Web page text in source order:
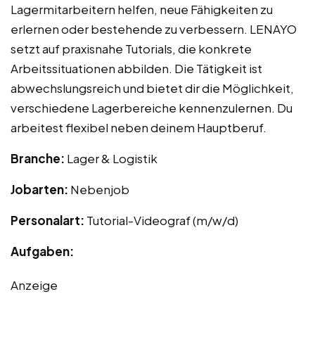
Lagermitarbeitern helfen, neue Fähigkeiten zu
erlernen oder bestehende zu verbessern. LENAYO
setzt auf praxisnahe Tutorials, die konkrete
Arbeitssituationen abbilden. Die Tätigkeit ist
abwechslungsreich und bietet dir die Möglichkeit,
verschiedene Lagerbereiche kennenzulernen. Du
arbeitest flexibel neben deinem Hauptberuf.
Branche: Lager & Logistik
Jobarten: Nebenjob
Personalart: Tutorial-Videograf (m/w/d)
Aufgaben:
Anzeige